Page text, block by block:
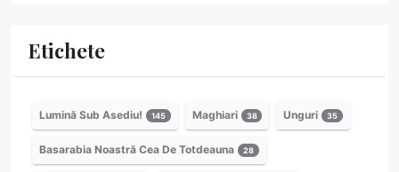
Etichete
Lumină Sub Asediu! 145 Maghiari 38 Unguri 35
Basarabia Noastră Cea De Totdeauna 28